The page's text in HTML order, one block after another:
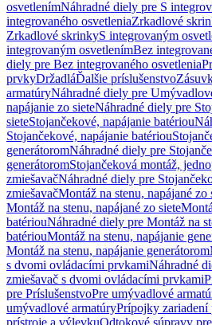
osvetlenímNáhradné diely pre S
integrovaného osvetleniaZrkadlové
Zrkadlové skrinkyS integrovaným
integrovaným osvetlenímBez
diely pre Bez integrovaného osvetlenia
prvkyDržadláĎalšie príslušenstvo
armatúryNáhradné diely pre
napájanie zo sieteNáhradné diely pre
sieteStojančekové, napájanie batériou
Stojančekové, napájanie batériou
generátoromNáhradné diely pre
generátoromStojančeková montáž,
zmiešavačNáhradné diely pre
zmiešavačMontáž na stenu, napájané zo
Montáž na stenu, napájané zo siete
batériouNáhradné diely pre Montáž na
batériouMontáž na stenu, napájanie
Montáž na stenu, napájanie generátorom
s dvomi ovládacími prvkamiNáhradné
zmiešavač s dvomi ovládacími prvkami
pre PríslušenstvoPre umývadlové
umývadlové armatúryPrípojky zariadení
prístroje a výlevkuOdtokové súpravy